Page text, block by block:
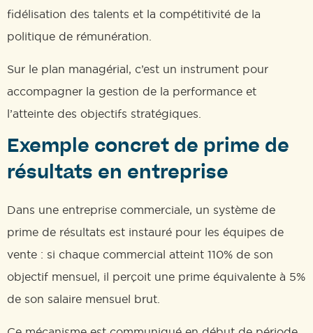
fidélisation des talents et la compétitivité de la
politique de rémunération.
Sur le plan managérial, c’est un instrument pour
accompagner la gestion de la performance et
l’atteinte des objectifs stratégiques.
Exemple concret de prime de
résultats en entreprise
Dans une entreprise commerciale, un système de
prime de résultats est instauré pour les équipes de
vente : si chaque commercial atteint 110% de son
objectif mensuel, il perçoit une prime équivalente à 5%
de son salaire mensuel brut.